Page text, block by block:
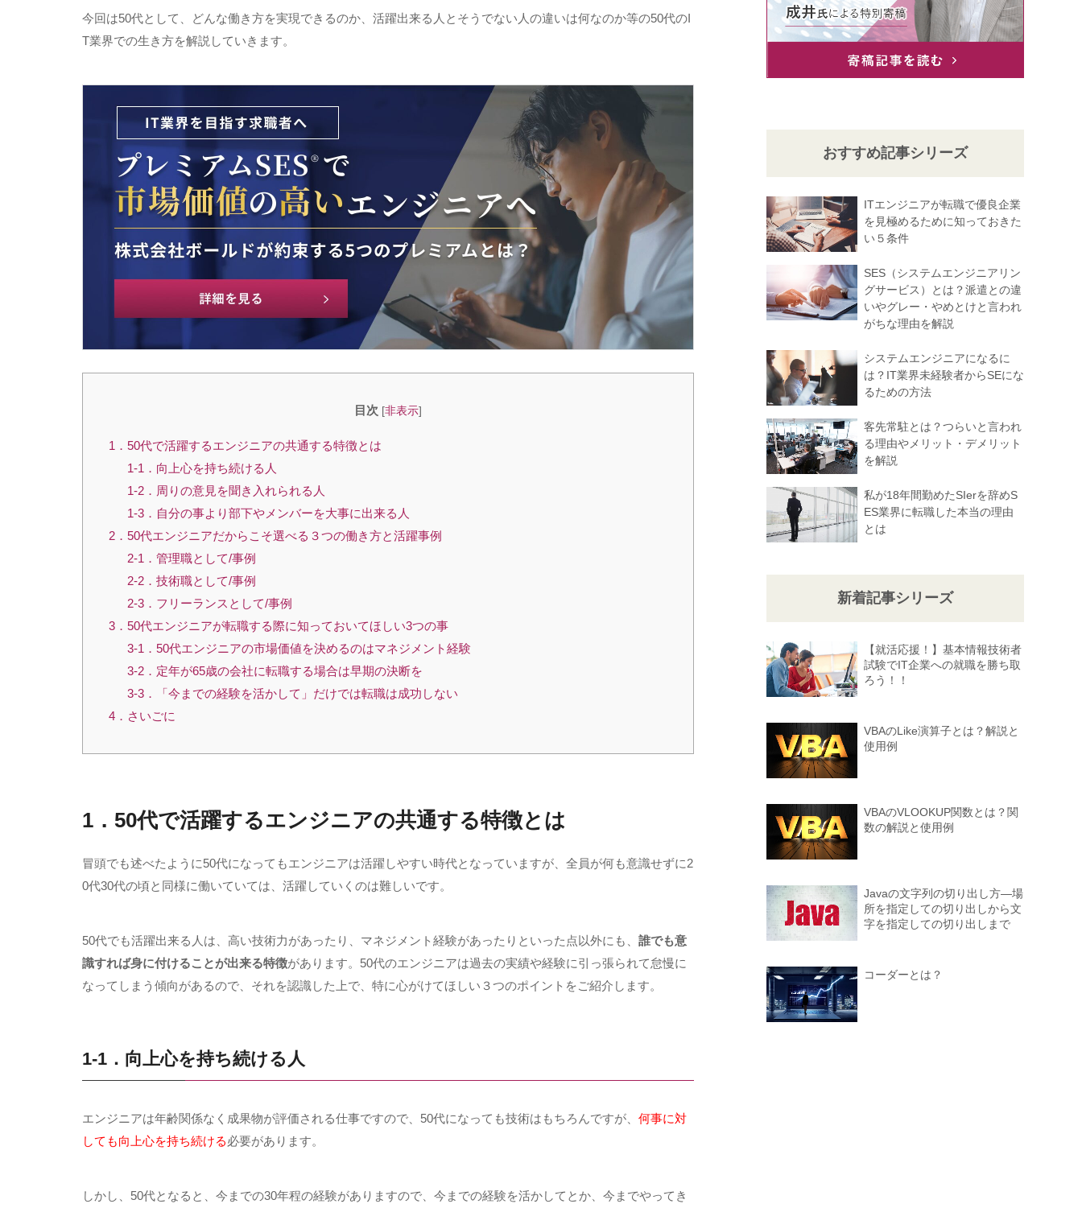
今回は50代として、どんな働き方を実現できるのか、活躍出来る人とそうでない人の違いは何なのか等の50代のI
T業界での生き方を解説していきます。
目次 [非表示]
1．50代で活躍するエンジニアの共通する特徴とは
1-1．向上心を持ち続ける人
1-2．周りの意見を聞き入れられる人
1-3．自分の事より部下やメンバーを大事に出来る人
2．50代エンジニアだからこそ選べる３つの働き方と活躍事例
2-1．管理職として/事例
2-2．技術職として/事例
2-3．フリーランスとして/事例
3．50代エンジニアが転職する際に知っておいてほしい3つの事
3-1．50代エンジニアの市場価値を決めるのはマネジメント経験
3-2．定年が65歳の会社に転職する場合は早期の決断を
3-3．「今までの経験を活かして」だけでは転職は成功しない
4．さいごに
1． 50代で活躍するエンジニアの共通する特徴とは
冒頭でも述べたように50代になってもエンジニアは活躍しやすい時代となっていますが、全員が何も意識せずに2
0代30代の頃と同様に働いていては、活躍していくのは難しいです。
50代でも活躍出来る人は、高い技術力があったり、マネジメント経験があったりといった点以外にも、 誰でも意
識すれば身に付けることが出来る特徴があります。 50代のエンジニアは過去の実績や経験に引っ張られて怠慢に
なってしまう傾向があるので、それを認識した上で、特に心がけてほしい３つのポイントをご紹介します。
1-1．向上心を持ち続ける人
エンジニアは年齢関係なく成果物が評価される仕事ですので、 50代になっても技術はもちろんですが、 何事に対
しても向上心を持ち続ける必要があります。
しかし、 50代となると、今までの30年程の経験がありますので、今までの経験を活かしてとか、今までやってき
おすすめ記事シリーズ
ITエンジニアが転職で優良企業
を見極めるために知っておきた
い５条件
SES（システムエンジニアリン
グサービス）とは？派遣との違
いやグレー・やめとけと言われ
がちな理由を解説
システムエンジニアになるに
は？IT業界未経験者からSEにな
るための方法
客先常駐とは？つらいと言われ
る理由やメリット・デメリット
を解説
私が18年間勤めたSIerを辞めS
ES業界に転職した本当の理由
とは
新着記事シリーズ
【就活応援！】基本情報技術者
試験でIT企業への就職を勝ち取
ろう！！
VBAのLike演算子とは？解説と
使用例
VBAのVLOOKUP関数とは？関
数の解説と使用例
Javaの文字列の切り出し方―場
所を指定しての切り出しから文
字を指定しての切り出しまで
コーダーとは？